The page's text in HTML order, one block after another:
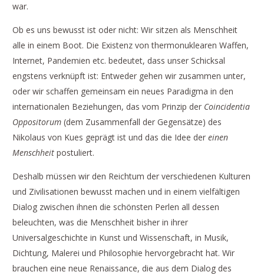
war.
Ob es uns bewusst ist oder nicht: Wir sitzen als Menschheit
alle in einem Boot. Die Existenz von thermonuklearen Waffen,
Internet, Pandemien etc. bedeutet, dass unser Schicksal
engstens verknüpft ist: Entweder gehen wir zusammen unter,
oder wir schaffen gemeinsam ein neues Paradigma in den
internationalen Beziehungen, das vom Prinzip der Coincidentia
Oppositorum(dem Zusammenfall der Gegensätze) des
Nikolaus von Kues geprägt ist und das die Idee der einen
Menschheit postuliert.
Deshalb müssen wir den Reichtum der verschiedenen Kulturen
und Zivilisationen bewusst machen und in einem vielfältigen
Dialog zwischen ihnen die schönsten Perlen all dessen
beleuchten, was die Menschheit bisher in ihrer
Universalgeschichte in Kunst und Wissenschaft, in Musik,
Dichtung, Malerei und Philosophie hervorgebracht hat. Wir
brauchen eine neue Renaissance, die aus dem Dialog des